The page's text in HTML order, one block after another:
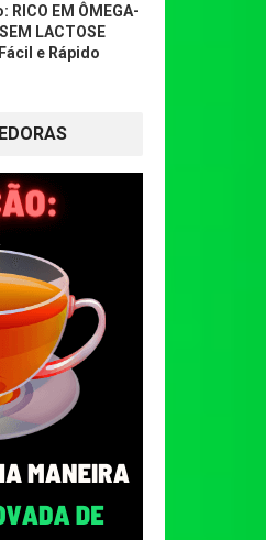
RICO EM ÔMEGA-
LACTOSE
e Rápido